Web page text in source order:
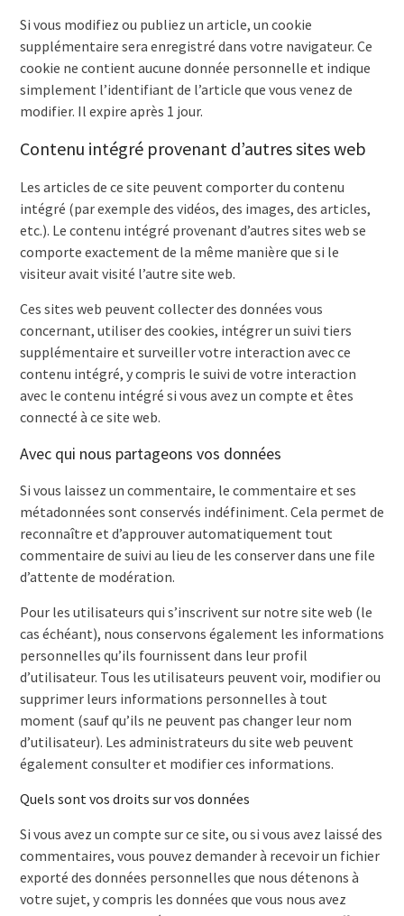
Si vous modifiez ou publiez un article, un cookie
supplémentaire sera enregistré dans votre navigateur. Ce
cookie ne contient aucune donnée personnelle et indique
simplement l’identifiant de l’article que vous venez de
modifier. Il expire après 1 jour.
Contenu intégré provenant d’autres sites web
Les articles de ce site peuvent comporter du contenu
intégré (par exemple des vidéos, des images, des articles,
etc.). Le contenu intégré provenant d’autres sites web se
comporte exactement de la même manière que si le
visiteur avait visité l’autre site web.
Ces sites web peuvent collecter des données vous
concernant, utiliser des cookies, intégrer un suivi tiers
supplémentaire et surveiller votre interaction avec ce
contenu intégré, y compris le suivi de votre interaction
avec le contenu intégré si vous avez un compte et êtes
connecté à ce site web.
Avec qui nous partageons vos données
Si vous laissez un commentaire, le commentaire et ses
métadonnées sont conservés indéfiniment. Cela permet de
reconnaître et d’approuver automatiquement tout
commentaire de suivi au lieu de les conserver dans une file
d’attente de modération.
Pour les utilisateurs qui s’inscrivent sur notre site web (le
cas échéant), nous conservons également les informations
personnelles qu’ils fournissent dans leur profil
d’utilisateur. Tous les utilisateurs peuvent voir, modifier ou
supprimer leurs informations personnelles à tout
moment (sauf qu’ils ne peuvent pas changer leur nom
d’utilisateur). Les administrateurs du site web peuvent
également consulter et modifier ces informations.
Quels sont vos droits sur vos données
Si vous avez un compte sur ce site, ou si vous avez laissé des
commentaires, vous pouvez demander à recevoir un fichier
exporté des données personnelles que nous détenons à
votre sujet, y compris les données que vous nous avez